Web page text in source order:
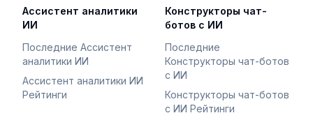
Ассистент аналитики
ИИ
Последние Ассистент
аналитики ИИ
Ассистент аналитики ИИ
Рейтинги
Конструкторы чат-
ботов с ИИ
Последние
Конструкторы чат-ботов
с ИИ
Конструкторы чат-ботов
с ИИ Рейтинги